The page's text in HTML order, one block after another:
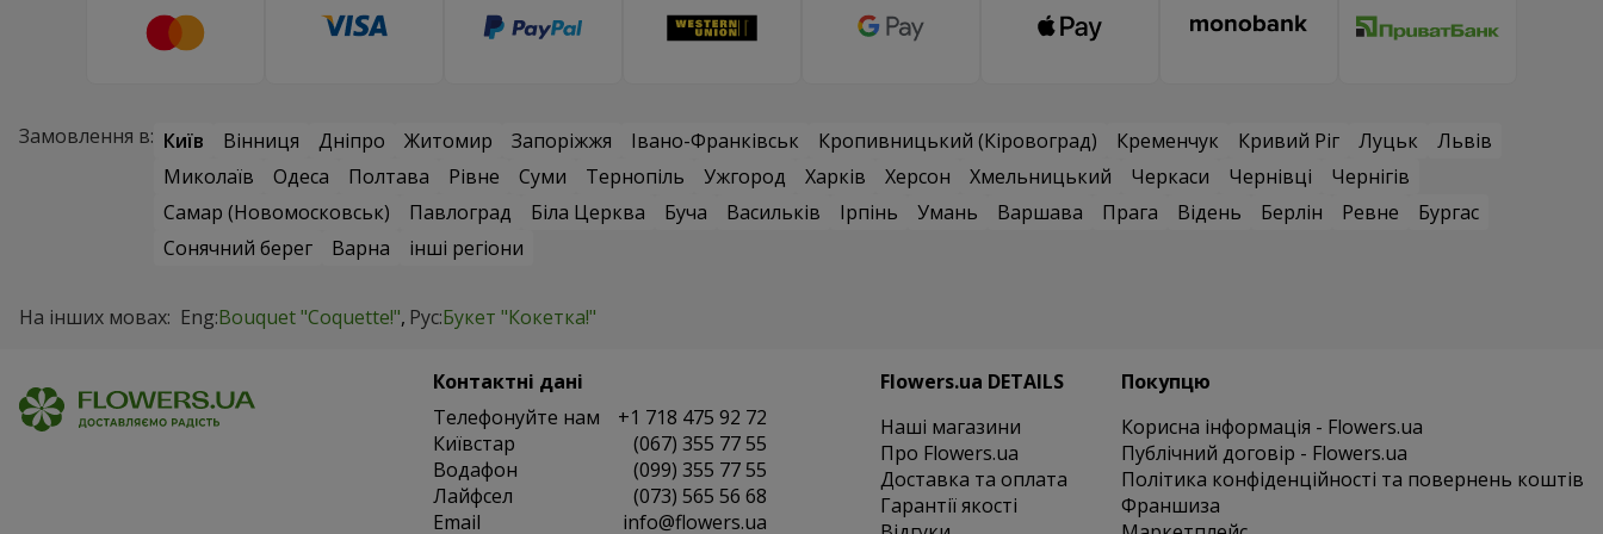
Замовлення в: Київ Вінниця Дніпро Житомир Запоріжжя Івано-Франківськ Кропивницький (Кіровоград) Кременчук Кривий Ріг Луцьк
Львів
Миколаїв
Одеса Полтава Рівне Суми Тернопіль Ужгород Харків Херсон Хмельницький Черкаси Чернівці
Чернігів
Самар (Новомосковськ)
Павлоград Біла Церква Буча Васильків Ірпінь Умань Варшава Прага Відень Берлін Ревне
Бургас
Сонячний берег
Варна інші регіони
На інших мовах: Eng:Bouquet "Coquette!" Рус:Букет "Кокетка!"
Контактні дані
Телефонуйте нам
+1 718 475 92 72
Київстар
(067) 355 77 55
Водафон
(099) 355 77 55
Лайфсел
(073) 565 56 68
Email
info@flowers.ua
Flowers.ua DETAILS
Наші магазини
Про Flowers.ua
Доставка та оплата
Гарантії якості
Покупцю
Корисна інформація - Flowers.ua
Публічний договір - Flowers.ua
Політика конфіденційності та повернень коштів
Франшиза